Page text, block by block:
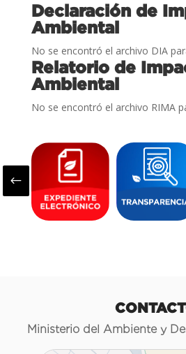
Declaración de
Ambiental
No se encontró el archivo DIA
Relatorio de
Ambiental
No se encontró el archivo RIMA
#
Ministerio del Ambiente y